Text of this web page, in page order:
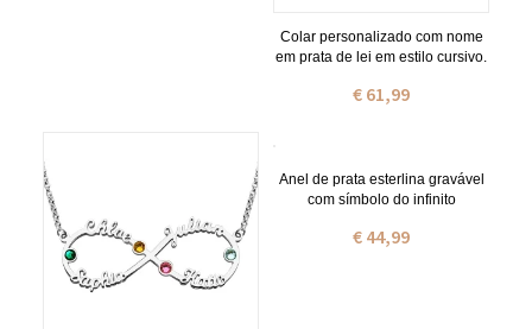
Colar personalizado com nome
em prata de lei em estilo cursivo.
€ 61,99
Anel de prata esterlina gravável
com símbolo do infinito
€ 44,99